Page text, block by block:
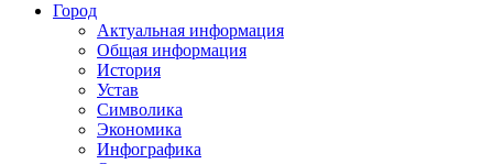
Город
Актуальная информация
Общая информация
История
Устав
Символика
Экономика
Инфографика